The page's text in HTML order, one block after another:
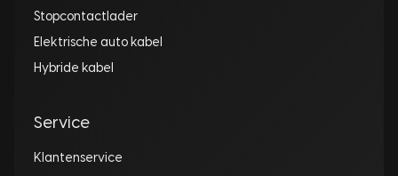
Stopcontactlader
Elektrische auto kabel
Hybride kabel
Service
Klantenservice